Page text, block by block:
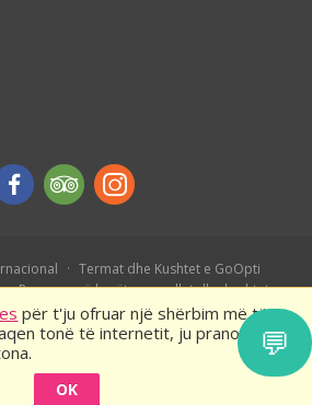
për t'ju ofruar një shërbim më të
tonë të internetit, ju pranoni
OK
Termat dhe Kushtet e GoOpti
Rezervo më herët – rregullat dhe kushtet
💬